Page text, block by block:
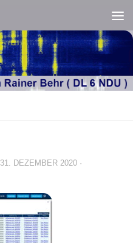
31. DEZEMBER 2020 ·